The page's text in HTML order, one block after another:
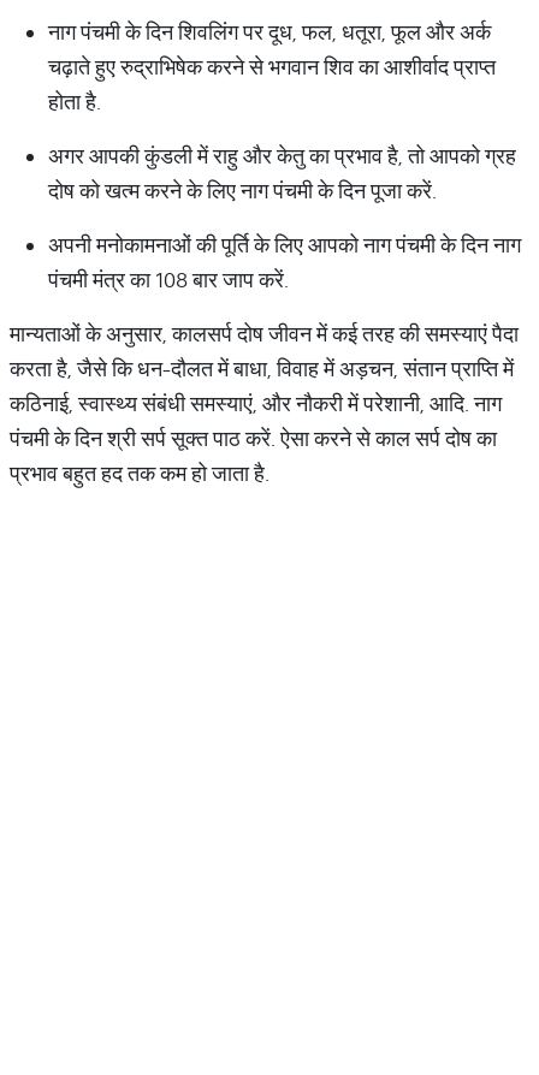
नाग पंचमी के दिन शिवलिंग पर दूध, फल, धतूरा, फूल और अर्क
चढ़ाते हुए रुद्राभिषेक करने से भगवान शिव का आशीर्वाद प्राप्त
होता है.
अगर आपकी कुंडली में राहु और केतु का प्रभाव है, तो आपको ग्रह
दोष को खत्म करने के लिए नाग पंचमी के दिन पूजा करें.
अपनी मनोकामनाओं की पूर्ति के लिए आपको नाग पंचमी के दिन नाग
पंचमी मंत्र का 108 बार जाप करें.
मान्यताओं के अनुसार, कालसर्प दोष जीवन में कई तरह की समस्याएं पैदा
करता है, जैसे कि धन-दौलत में बाधा, विवाह में अड़चन, संतान प्राप्ति में
कठिनाई, स्वास्थ्य संबंधी समस्याएं, और नौकरी में परेशानी, आदि. नाग
पंचमी के दिन श्री सर्प सूक्त पाठ करें. ऐसा करने से काल सर्प दोष का
प्रभाव बहुत हद तक कम हो जाता है.